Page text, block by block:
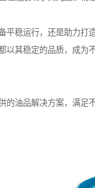
平稳运行，还是助力打
以其稳定的品质，成为
的油品解决方案，满足